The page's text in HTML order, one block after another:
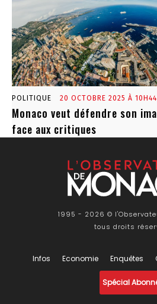
POLITIQUE 20 OCTOBRE 2025 À 10H44
Monaco veut défendre son
face aux critiques
1995 - 2026 ©
tous droits
Infos Economie Enquêtes
Spécial